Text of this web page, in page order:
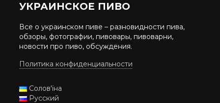
УКРАИНСКОЕ ПИВО
Все о украинском пиве – разновидности пива,
обзоры, фотографии, пивовары, пивоварни,
новости про пиво, обсуждения.
Политика конфиденциальности
Солов'їна
Русский